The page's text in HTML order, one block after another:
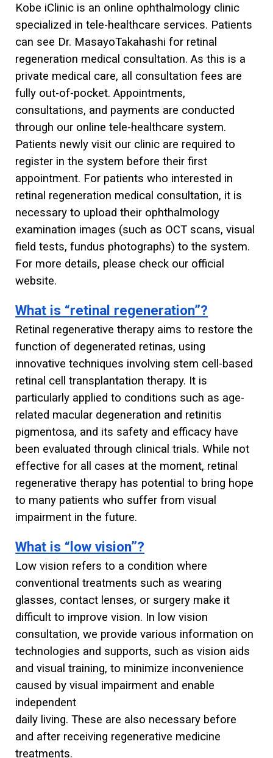
Kobe iClinic is an online ophthalmology clinic
specialized in tele-healthcare services. Patients
can see Dr. MasayoTakahashi for retinal
regeneration medical consultation. As this is a
private medical care, all consultation fees are
fully out-of-pocket. Appointments,
consultations, and payments are conducted
through our online tele-healthcare system.
Patients newly visit our clinic are required to
register in the system before their first
appointment. For patients who interested in
retinal regeneration medical consultation, it is
necessary to upload their ophthalmology
examination images (such as OCT scans, visual
field tests, fundus photographs) to the system.
For more details, please check our official
website.
What is “retinal regeneration”?
Retinal regenerative therapy aims to restore the
function of degenerated retinas, using
innovative techniques involving stem cell-based
retinal cell transplantation therapy. It is
particularly applied to conditions such as age-
related macular degeneration and retinitis
pigmentosa, and its safety and efficacy have
been evaluated through clinical trials. While not
effective for all cases at the moment, retinal
regenerative therapy has potential to bring hope
to many patients who suffer from visual
impairment in the future.
What is “low vision”?
Low vision refers to a condition where
conventional treatments such as wearing
glasses, contact lenses, or surgery make it
difficult to improve vision. In low vision
consultation, we provide various information on
technologies and supports, such as vision aids
and visual training, to minimize inconvenience
caused by visual impairment and enable
independent
daily living. These are also necessary before
and after receiving regenerative medicine
treatments.